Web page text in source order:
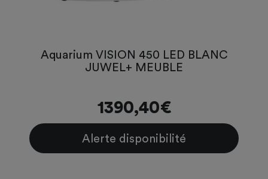
Aquarium VISION 450 LED BLANC
JUWEL+ MEUBLE
1390,40€
Alerte disponibilité